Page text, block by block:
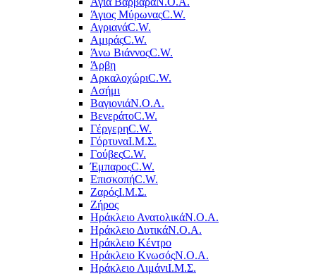
Άγιος ΜύρωναςC.W.
ΑγριανάC.W.
ΑμιράςC.W.
Άνω ΒιάννοςC.W.
Άρβη
ΑρκαλοχώριC.W.
Ασήμι
ΒαγιονιάΝ.Ο.Α.
ΒενεράτοC.W.
ΓέργερηC.W.
ΓόρτυναΙ.Μ.Σ.
ΓούβεςC.W.
ΈμπαροςC.W.
ΕπισκοπήC.W.
ΖαρόςΙ.Μ.Σ.
Ζήρος
Ηράκλειο ΑνατολικάΝ.Ο.Α.
Ηράκλειο ΔυτικάΝ.Ο.Α.
Ηράκλειο Κέντρο
Ηράκλειο ΚνωσόςΝ.Ο.Α.
Ηράκλειο ΛιμάνιΙ.Μ.Σ.